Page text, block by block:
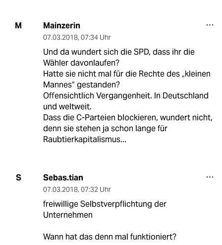
M Mainzerin
07.03.2018, 07:34 Uhr
Und da wundert sich die SPD, dass ihr die
Wähler davonlaufen?
Hatte sie nicht mal für die Rechte des „kleinen
Mannes“ gestanden?
Offensichtlich Vergangenheit. In Deutschland
und weltweit.
Dass die C-Parteien blockieren, wundert nicht,
denn sie stehen ja schon lange für
Raubtierkapitalismus...
S Sebas.tian
07.03.2018, 07:32 Uhr
freiwillige Selbstverpflichtung der
Unternehmen
Wann hat das denn mal funktioniert?